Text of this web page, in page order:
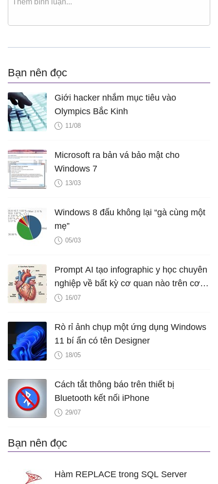
Bạn nên đọc
Giới hacker nhắm mục tiêu vào
Olympics Bắc Kinh
11/08
Microsoft ra bản vá bảo mật cho
Windows 7
13/03
Windows 8 đấu không lại “gà cùng một
mẹ”
05/03
Prompt AI tạo infographic y học chuyên
nghiệp về bất kỳ cơ quan nào trên cơ
thể16/07
Rò rỉ ảnh chụp một ứng dụng Windows
11 bí ẩn có tên Designer
18/05
Cách tắt thông báo trên thiết bị
Bluetooth kết nối iPhone
29/07
Bạn nên đọc
Hàm REPLACE trong SQL Server